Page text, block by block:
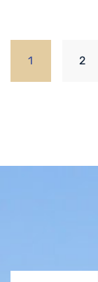
1 2